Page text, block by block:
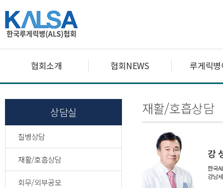
협회소개 협회NEWS 루게릭
상담실
질병상담
재활/호흡상담
회무/외부공모
재활/호흡상담